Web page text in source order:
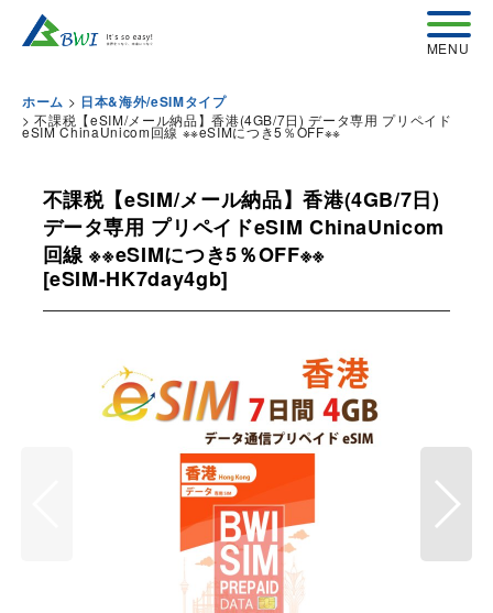
ホーム > 日本&海外/eSIMタイプ
> 不課税【eSIM/メール納品】香港(4GB/7日) データ専用 プリペイド
eSIM ChinaUnicom回線 ※※eSIMにつき5％OFF※※
不課税【eSIM/メール納品】香港(4GB/7日)
データ専用 プリペイドeSIM ChinaUnicom
回線 ※※eSIMにつき5％OFF※※
[eSIM-HK7day4gb]